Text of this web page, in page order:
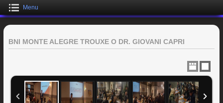
Menu
BNI MONTE ALEGRE TROUXE O DR. GIOVANI CAPRI